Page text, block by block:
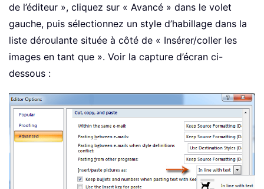
de l’éditeur », cliquez sur « Avancé » dans le volet
gauche, puis sélectionnez un style d’habillage dans la
liste déroulante située à côté de « Insérer/coller les
images en tant que ». Voir la capture d’écran ci-
dessous :